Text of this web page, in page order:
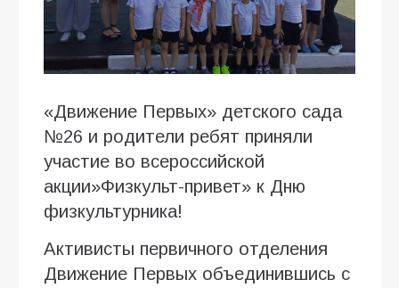
«Движение Первых» детского сада
№26 и родители ребят приняли
участие во всероссийской
акции»Физкульт-привет» к Дню
физкультурника!
Активисты первичного отделения
Движение Первых объединившись с